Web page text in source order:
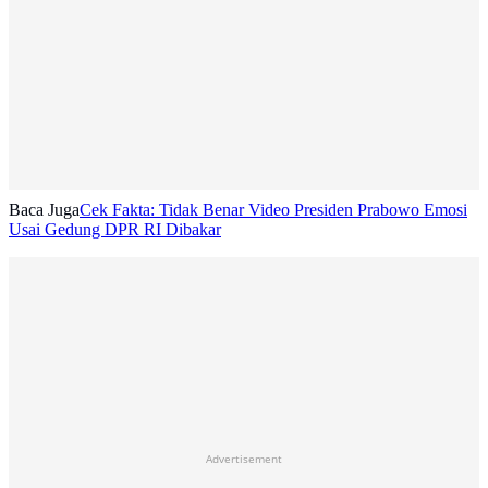
Baca JugaCek Fakta: Tidak Benar Video Presiden Prabowo Emosi
Usai Gedung DPR RI Dibakar
Advertisement